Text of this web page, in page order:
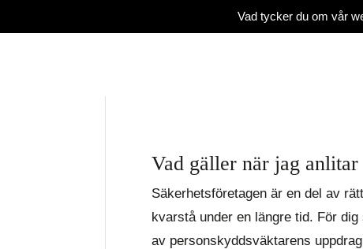
Vad tycker du om vår
Vad gäller när jag
Säkerhetsföretagen är en del av
kvarstå under en längre tid. För
av personskyddsväktarens